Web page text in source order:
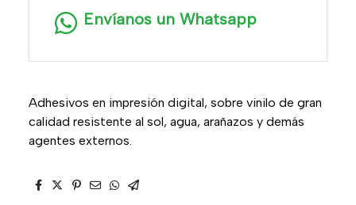
Envíanos un Whatsapp
Adhesivos en impresión digital, sobre vinilo de gran
calidad resistente al sol, agua, arañazos y demás
agentes externos.